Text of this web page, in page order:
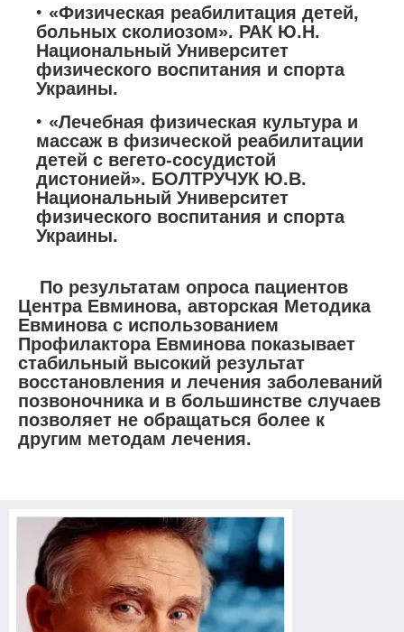
«Физическая реабилитация детей,
больных сколиозом». РАК Ю.Н.
Национальный Университет
физического воспитания и спорта
Украины.
«Лечебная физическая культура и
массаж в физической реабилитации
детей с вегето-сосудистой
дистонией». БОЛТРУЧУК Ю.В.
Национальный Университет
физического воспитания и спорта
Украины.
По результатам опроса пациентов
Центра Евминова, авторская Методика
Евминова с использованием
Профилактора Евминова показывает
стабильный высокий результат
восстановления и лечения заболеваний
позвоночника и в большинстве случаев
позволяет не обращаться более к
другим методам лечения.